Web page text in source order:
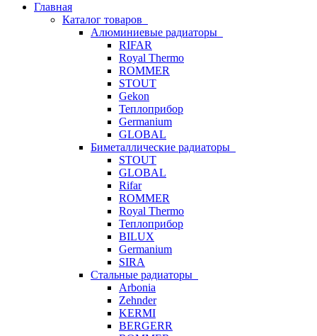
Главная
Каталог товаров
Алюминиевые радиаторы
RIFAR
Royal Thermo
ROMMER
STOUT
Gekon
Теплоприбор
Germanium
GLOBAL
Биметаллические радиаторы
STOUT
GLOBAL
Rifar
ROMMER
Royal Thermo
Теплоприбор
BILUX
Germanium
SIRA
Стальные радиаторы
Arbonia
Zehnder
KERMI
BERGERR